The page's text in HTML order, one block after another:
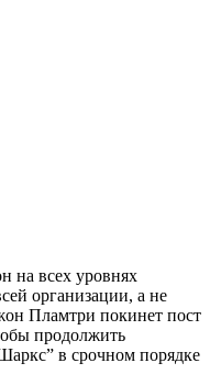
на всех уровнях
организации, а не
Пламтри покинет пост
продолжить
в срочном порядке